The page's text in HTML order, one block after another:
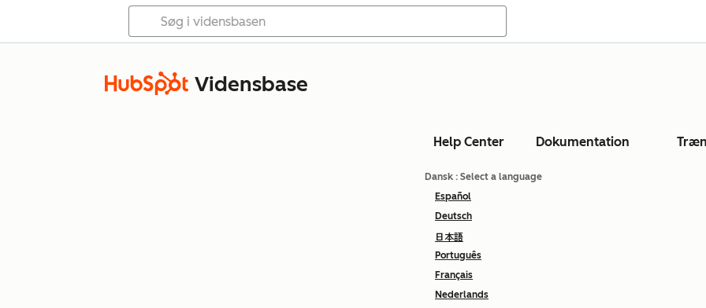
Vidensbase
Help Center Dokumentation
Dansk : Select a language
Español
Deutsch
日本語
Português
Français
Nederlands